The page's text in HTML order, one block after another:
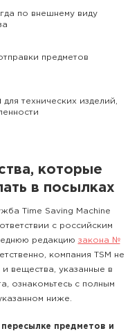
по внешнему виду
предметов
для технических изделий,
которые
в посылках
Time Saving Machine
с российским
редакцию закона №
компания TSM не
вещества, указанные в
ознакомьтесь с полным
ниже.
предметов и